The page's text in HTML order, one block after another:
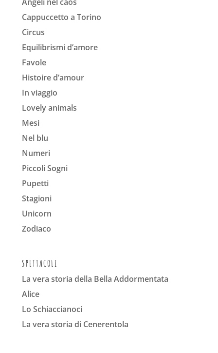
Cappuccetto a Torino
Circus
Equilibrismi d’amore
Favole
Histoire d’amour
In viaggio
Lovely animals
Mesi
Nel blu
Numeri
Piccoli Sogni
Pupetti
Stagioni
Unicorn
Zodiaco
SPETTACOLI
La vera storia della Bella Addormentata
Alice
Lo Schiaccianoci
La vera storia di Cenerentola